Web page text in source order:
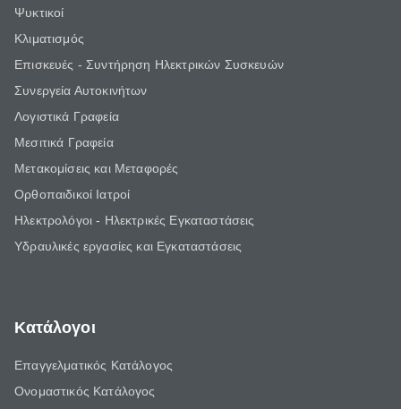
Ψυκτικοί
Κλιματισμός
Επισκευές - Συντήρηση Ηλεκτρικών Συσκευών
Συνεργεία Αυτοκινήτων
Λογιστικά Γραφεία
Μεσιτικά Γραφεία
Μετακομίσεις και Μεταφορές
Ορθοπαιδικοί Ιατροί
Ηλεκτρολόγοι - Ηλεκτρικές Εγκαταστάσεις
Υδραυλικές εργασίες και Εγκαταστάσεις
Κατάλογοι
Επαγγελματικός Κατάλογος
Ονομαστικός Κατάλογος